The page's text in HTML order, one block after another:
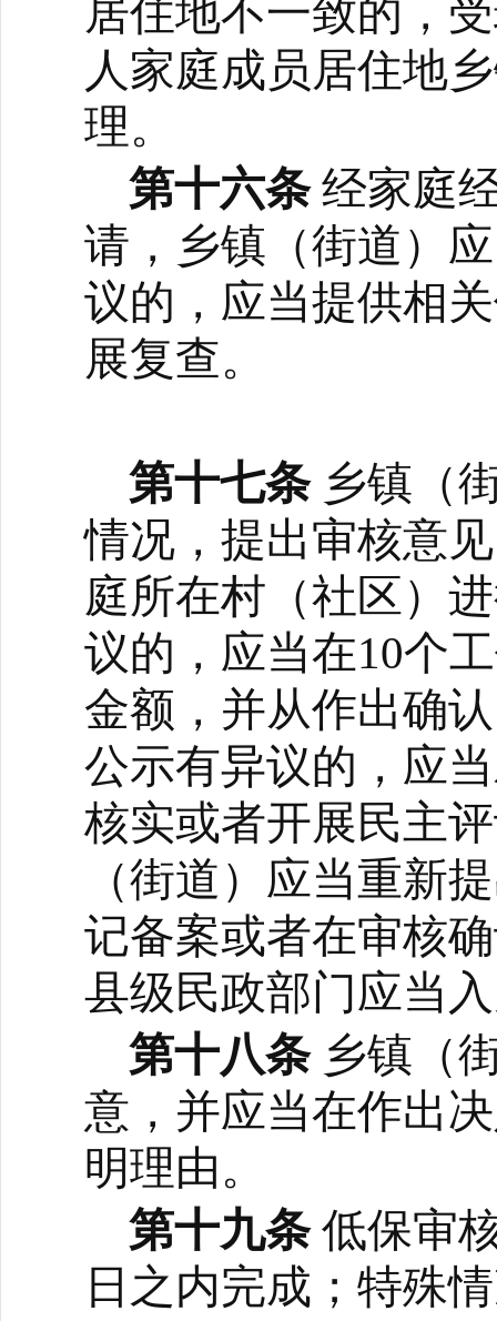
居住地不一致的，
人家庭成员居住地
理。
第十六条 经家庭
请，乡镇（街道）
议的，应当提供相
展复查。
第十七条 乡镇（
情况，提出审核意
庭所在村（社区）
议的，应当在10个
金额，并从作出确
公示有异议的，应
核实或者开展民主
（街道）应当重新
记备案或者在审核
县级民政部门应当
第十八条 乡镇（
意，并应当在作出
明理由。
第十九条 低保审
日之内完成；特殊